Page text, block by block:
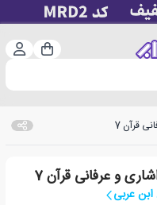
سبد
قرآن 7
و عرفانی قرآن 7
عربی